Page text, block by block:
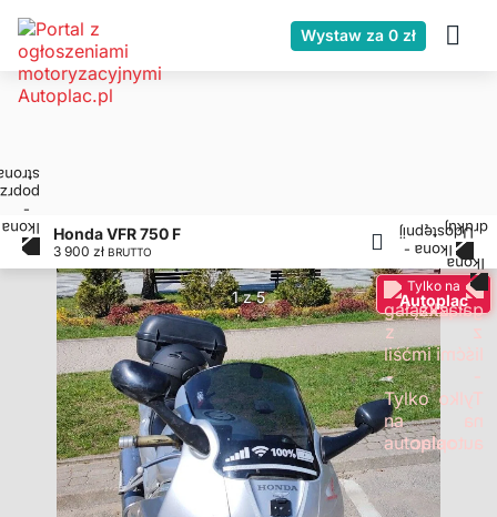
Wystaw za 0 zł
Honda VFR 750 F
3 900 zł BRUTTO
1 z 5
Tylko na
Autoplac